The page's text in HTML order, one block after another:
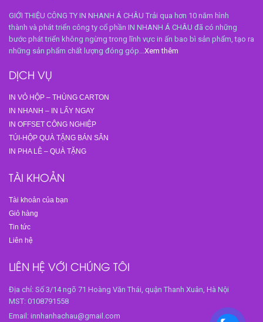
GIỚI THIỆU CÔNG TY IN NHANH Á CHÂU Trải qua hơn 10 năm hình
thành và phát triển công ty cổ phần IN NHANH Á CHÂU đã có những
bước phát triển không ngừng trong lĩnh vực in ấn bao bì sản phẩm, tạo ra
những sản phẩm chất lượng đóng góp... Xem thêm
DỊCH VỤ
IN VỎ HỘP – THÙNG CARTON
IN NHANH – IN LẤY NGAY
IN OFFSET CÔNG NGHIỆP
TÚI-HỘP QUÀ TẶNG BÁN SẴN
IN PHA LÊ – QUÀ TẶNG
TÀI KHOẢN
Tài khoản của bạn
Giỏ hàng
Tin tức
Liên hệ
LIÊN HỆ VỚI CHÚNG TÔI
Địa chỉ: Số 3/14 ngõ 71 Hoàng Văn Thái, quận Thanh Xuân, Hà Nội
MST: 0108791558
Email: innhanhachau@gmail.com